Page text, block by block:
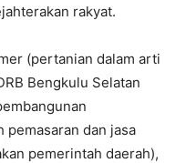
rakyat.
(pertanian dalam arti
Bengkulu Selatan
dan jasa
pemerintah daerah),